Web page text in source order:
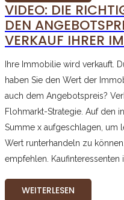
VIDEO: DIE
DEN
VERKAUF IHRER
Ihre Immobilie wird verkauft.
haben Sie den Wert der
auch dem Angebotspreis?
Flohmarkt-Strategie. Auf den
Summe x aufgeschlagen, um
Wert runterhandeln zu
empfehlen. Kaufinteressenten
WEITERLESEN